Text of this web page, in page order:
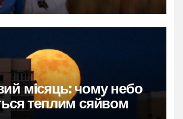
місяць: чому небо
теплим сяйвом